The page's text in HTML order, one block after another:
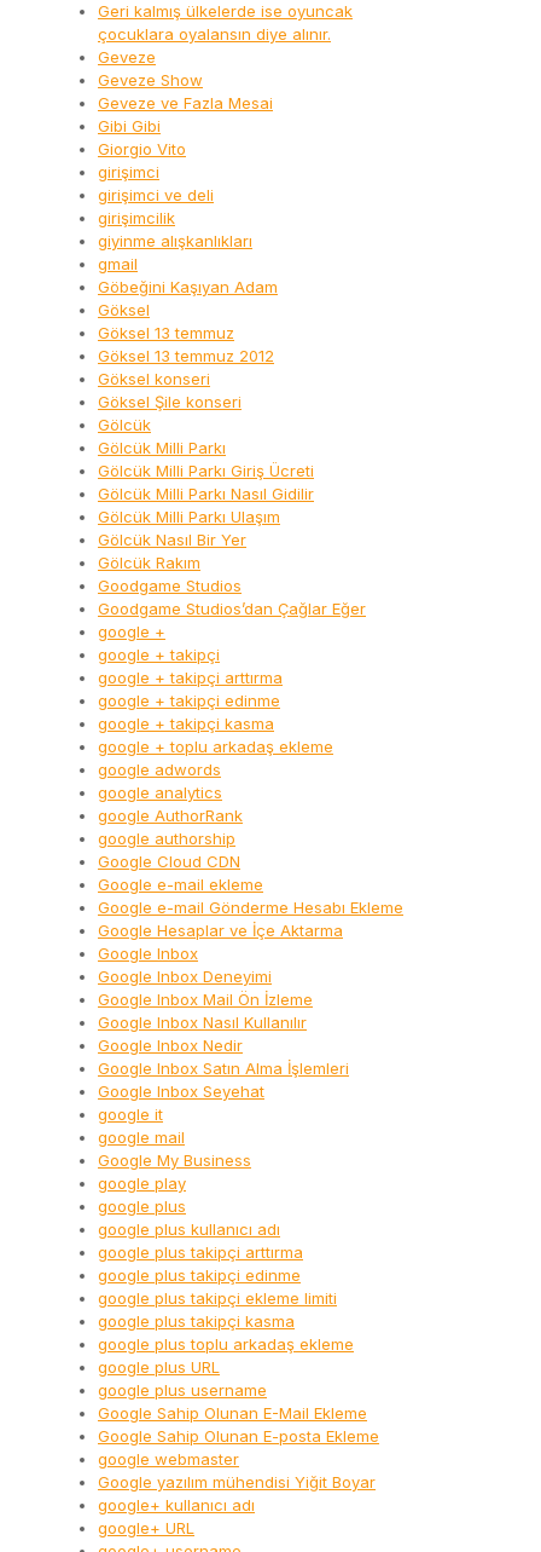
Geri kalmış ülkelerde ise oyuncak
çocuklara oyalansın diye alınır.
Geveze
Geveze Show
Geveze ve Fazla Mesai
Gibi Gibi
Giorgio Vito
girişimci
girişimci ve deli
girişimcilik
giyinme alışkanlıkları
gmail
Göbeğini Kaşıyan Adam
Göksel
Göksel 13 temmuz
Göksel 13 temmuz 2012
Göksel konseri
Göksel Şile konseri
Gölcük
Gölcük Milli Parkı
Gölcük Milli Parkı Giriş Ücreti
Gölcük Milli Parkı Nasıl Gidilir
Gölcük Milli Parkı Ulaşım
Gölcük Nasıl Bir Yer
Gölcük Rakım
Goodgame Studios
Goodgame Studios’dan Çağlar Eğer
google +
google + takipçi
google + takipçi arttırma
google + takipçi edinme
google + takipçi kasma
google + toplu arkadaş ekleme
google adwords
google analytics
google AuthorRank
google authorship
Google Cloud CDN
Google e-mail ekleme
Google e-mail Gönderme Hesabı Ekleme
Google Hesaplar ve İçe Aktarma
Google Inbox
Google Inbox Deneyimi
Google Inbox Mail Ön İzleme
Google Inbox Nasıl Kullanılır
Google Inbox Nedir
Google Inbox Satın Alma İşlemleri
Google Inbox Seyehat
google it
google mail
Google My Business
google play
google plus
google plus kullanıcı adı
google plus takipçi arttırma
google plus takipçi edinme
google plus takipçi ekleme limiti
google plus takipçi kasma
google plus toplu arkadaş ekleme
google plus URL
google plus username
Google Sahip Olunan E-Mail Ekleme
Google Sahip Olunan E-posta Ekleme
google webmaster
Google yazılım mühendisi Yiğit Boyar
google+ kullanıcı adı
google+ URL